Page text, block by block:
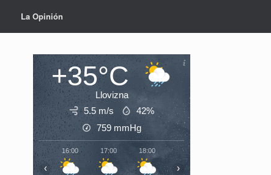
La Opinión
+35°C
Llovizna
5.5 m/s
42%
759 mmHg
16:00 17:00 18:00 19:00
‹ ›